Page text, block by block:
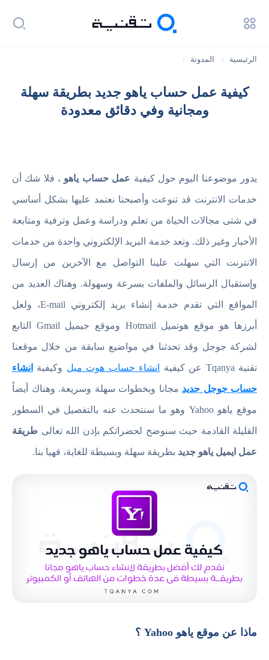
الرئيسية المدونة
كيفية عمل حساب ياهو جديد بطريقة سهلة
ومجانية وفي دقائق معدودة
يدور موضوعنا اليوم حول كيفية عمل حساب ياهو ، فلا شك أن
خدمات الانترنت قد تنوعت وأصبحنا نعتمد عليها بشكل أساسي
في شتى مجالات الحياة من تعلم ودراسة وعمل وترفية ومتابعة
الأخبار وغير ذلك. وتعد خدمة البريد الإلكتروني واحدة من خدمات
الانترنت التي سهلت علينا التواصل مع الآخرين من إرسال
وإستقبال الرسائل والملفات بسرعة وسهولة. وهناك العديد من
المواقع التي تقدم خدمة إنشاء بريد إلكتروني E-mail، ولعل
أبرزها هو موقع هوتميل Hotmail وموقع جيميل Gmail التابع
لشركة جوجل وقد تحدثنا في مواضيع سابقة من خلال موقعنا
تقنية Tqanya عن كيفية انشاء حساب هوت ميل وكيفية انشاء
حساب جوجل جديد مجانا وبخطوات سهلة وسريعة. وهناك أيضاً
موقع ياهو Yahoo وهو ما سنتحدث عنه بالتفصيل في السطور
القليلة القادمة حيث سنوضح لحضراتكم بإذن الله تعالى طريقة
عمل ايميل ياهو جديد بطريقة سهلة وبسيطة للغاية، فهيا بنا.
ماذا عن موقع ياهو Yahoo ؟